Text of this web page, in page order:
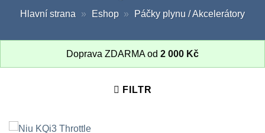
Hlavní strana » Eshop » Páčky plynu / Akcelerátory
Doprava ZDARMA od 2 000 Kč
FILTR